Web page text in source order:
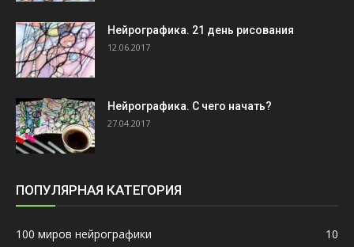
Нейрографика. 21 день рисования
12.06.2017
Нейрографика. С чего начать?
27.04.2017
ПОПУЛЯРНАЯ КАТЕГОРИЯ
100 миров нейрографики 10